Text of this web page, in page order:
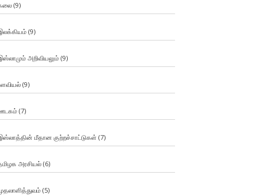
(9)
(9)
அறிவியலும்(9)
(9)
(7)
மீதான குற்றச்சாட்டுகள் (7)
அரசியல்(6)
(5)